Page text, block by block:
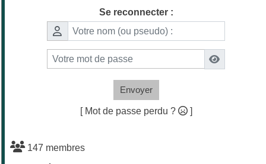
Se reconnecter :
Envoyer
[ Mot de passe perdu ? ]
147 membres